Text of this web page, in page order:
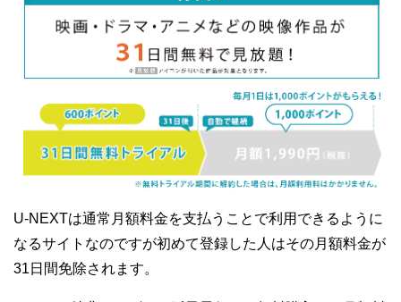
U-NEXTは通常月額料金を支払うことで利用できるように
なるサイトなのですが初めて登録した人はその月額料金が
31日間免除されます。